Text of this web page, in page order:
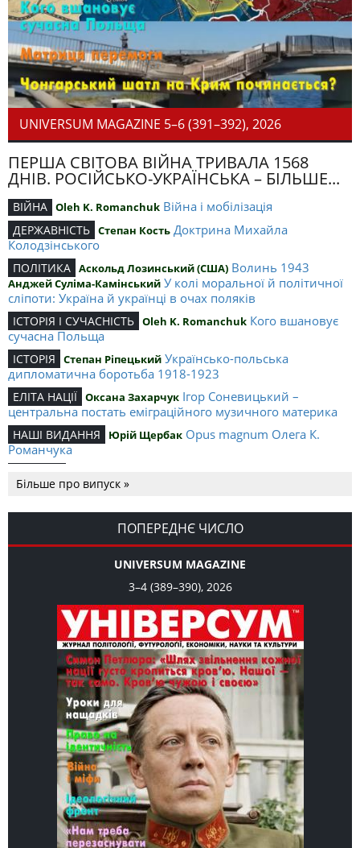
UNIVERSUM MAGAZINE 5–6 (391–392), 2026
ПЕРША СВІТОВА ВІЙНА ТРИВАЛА 1568
ДНІВ. РОСІЙСЬКО-УКРАЇНСЬКА – БІЛЬШЕ...
ВІЙНА Oleh K. Romanchuk Війна і мобілізація
ДЕРЖАВНІСТЬ Степан Кость Доктрина Михайла
Колодзінського
ПОЛІТИКА Аскольд Лозинський (США) Волинь 1943
Анджей Суліма-Камінський У колі моральної й політичної
сліпоти: Україна й українці в очах поляків
ІСТОРІЯ І СУЧАСНІСТЬ Oleh K. Romanchuk Кого вшановує
сучасна Польща
ІСТОРІЯ Степан Ріпецький Українсько-польська
дипломатична боротьба 1918-1923
ЕЛІТА НАЦІЇ Оксана Захарчук Ігор Соневицький –
центральна постать еміграційного музичного материка
НАШІ ВИДАННЯ Юрій Щербак Opus magnum Олега К.
Романчука
Романчука
Editorial Oleh K. Romanchuk Журавель і синиця як
уособлення української політстратегії й тактики
Більше про випуск »
ПОПЕРЕДНЄ ЧИСЛО
UNIVERSUM MAGAZINE
3–4 (389–390), 2026